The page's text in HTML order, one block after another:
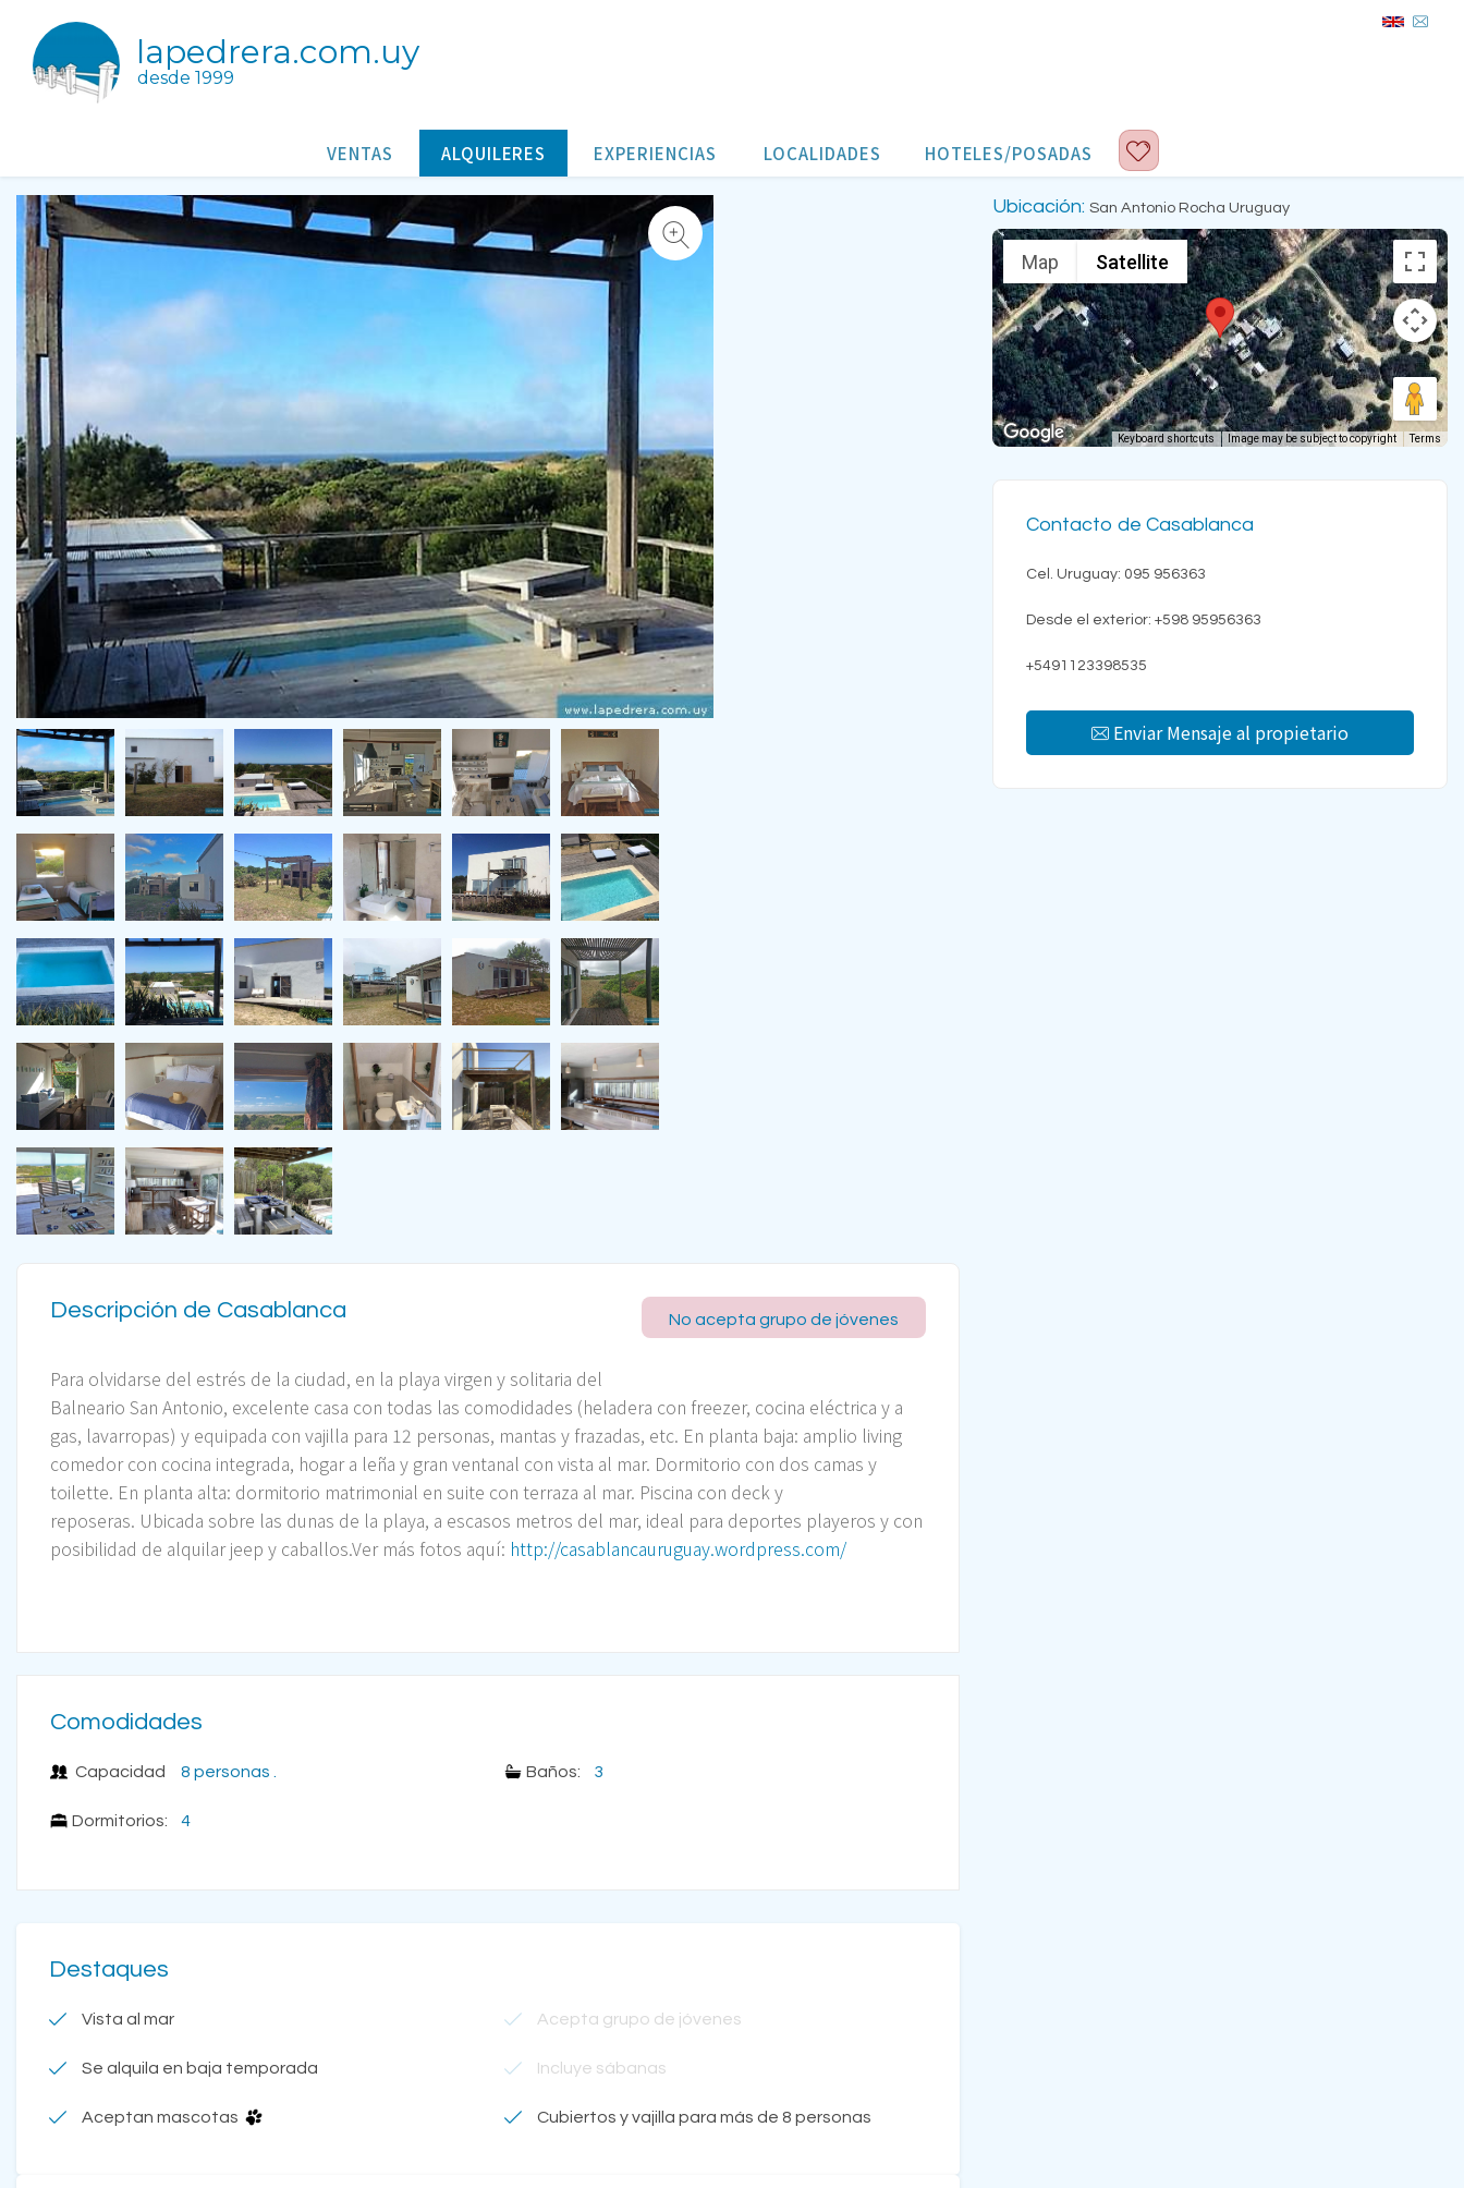
lapedrera.com.uy
desde 1999
VENTAS ALQUILERES EXPERIENCIAS LOCALIDADES HOTELES/POSADAS
Casablanca
No acepta grupo de jóvenes
Descripción de Casablanca
Para olvidarse del estrés de la ciudad, en la playa virgen y solitaria del
Balneario San Antonio, excelente casa con todas las comodidades (heladera con freezer, cocina eléctrica y a
gas, lavarropas) y equipada con vajilla para 12 personas, mantas y frazadas, etc. En planta baja: amplio living
comedor con cocina integrada, hogar a leña y gran ventanal con vista al mar. Dormitorio con dos camas y
toilette. En planta alta: dormitorio matrimonial en suite con terraza al mar. Piscina con deck y
reposeras. Ubicada sobre las dunas de la playa, a escasos metros del mar, ideal para deportes playeros y con
posibilidad de alquilar jeep y caballos.Ver más fotos aquí: http://casablancauruguay.wordpress.com/
Comodidades
Capacidad
Dormitorios:
8 personas .
4
Baños: 3
Destaques
Vista al mar
Se alquila en baja temporada
Aceptan mascotas
Acepta grupo de jóvenes
Incluye sábanas
Cubiertos y vajilla para más de 8 personas
Ubicación: San Antonio Rocha Uruguay
Map Satellite
Keyboard shortcuts Image may be subject to copyright Terms
Contacto de Casablanca
Cel. Uruguay: 095 956363
Desde el exterior: +598 95956363
+5491123398535
Enviar Mensaje al propietario